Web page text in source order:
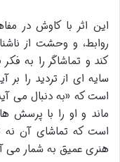
این اثر با کاوش در
روابط، و وحشت از
کند و تماشاگر را به
سایه ای از تردید را بر
است که «به دنبال می
ماند و او را با پرسش
است که تماشای آن نه
هنری عمیق به شمار می